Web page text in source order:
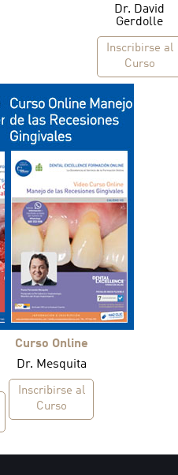
Dr. David
Gerdolle
Inscribirse al
Curso
Curso Online
Dr. Mesquita
Inscribirse al
Curso